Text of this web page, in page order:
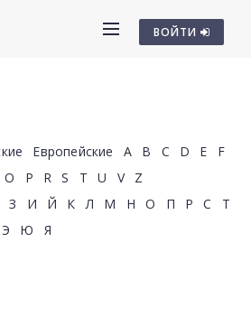
ВОЙТИ
Европейские A B C D E
F
O P R S T U V
Z
З И Й К Л М Н О П Р С
Т
Э Ю Я